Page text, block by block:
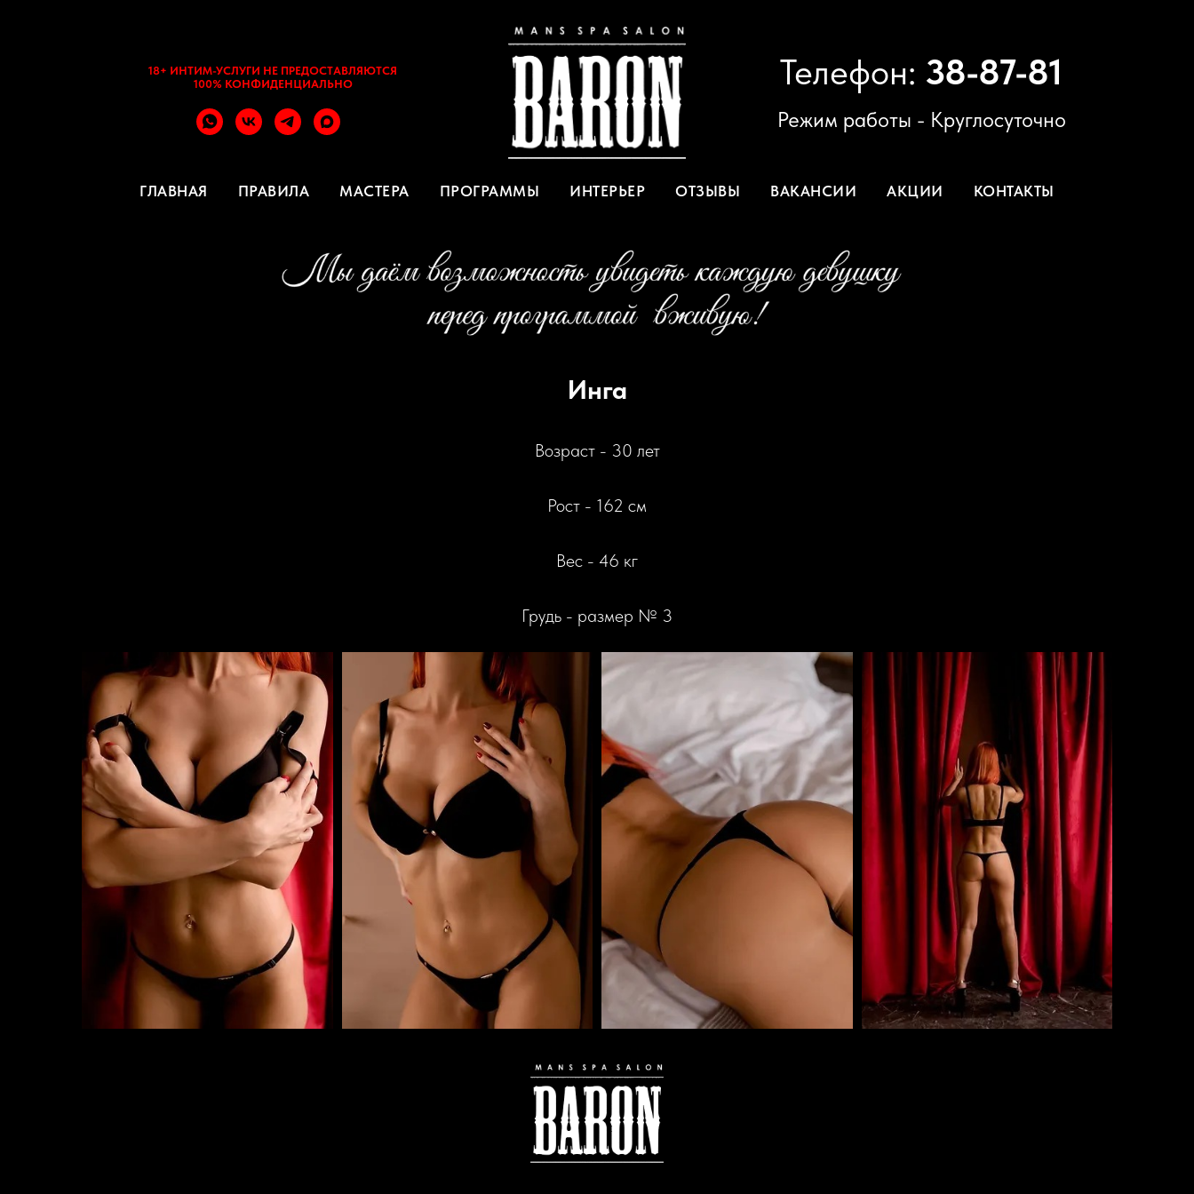
18+ ИНТИМ-УСЛУГИ НЕ ПРЕДОСТАВЛЯЮТСЯ
100% КОНФИДЕНЦИАЛЬНО
Телефон: 38-87-81
Режим работы - Круглосуточно
ГЛАВНАЯ ПРАВИЛА МАСТЕРА ПРОГРАММЫ ИНТЕРЬЕР ОТЗЫВЫ ВАКАНСИИ АКЦИИ КОНТАКТЫ
Инга
Возраст - 30 лет
Рост - 162 см
Вес - 46 кг
Грудь - размер № 3